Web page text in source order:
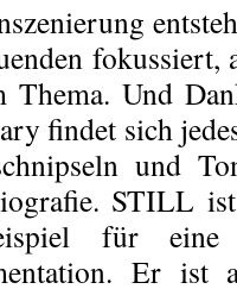
fokussiert,
Thema. Und
findet sich
und
STILL
für
Er ist